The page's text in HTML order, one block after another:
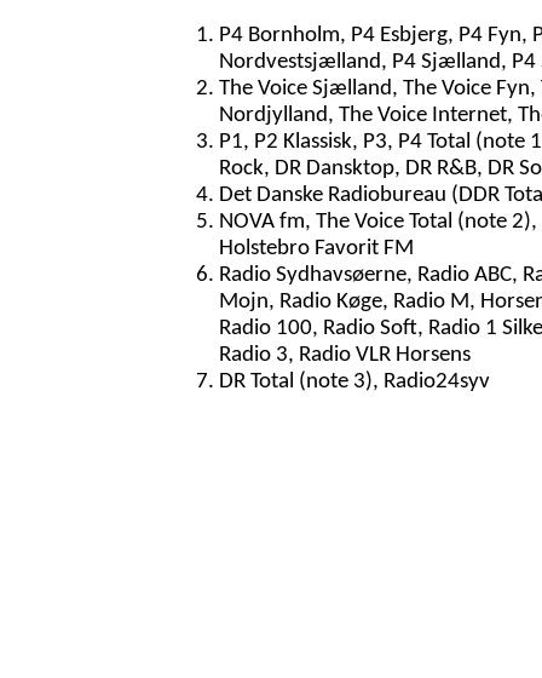
P4 Bornholm, P4 Esbjerg, P4
Nordvestsjælland, P4 Sjælland, P4
The Voice Sjælland, The Voice
Nordjylland, The Voice Internet,
P1, P2 Klassisk, P3, P4 Total (note
Rock, DR Dansktop, DR R&B, DR
Det Danske Radiobureau (DDR
NOVA fm, The Voice Total (note
Holstebro Favorit FM
Radio Sydhavsøerne, Radio ABC,
Mojn, Radio Køge, Radio M,
Radio 100, Radio Soft, Radio 1
Radio 3, Radio VLR Horsens
DR Total (note 3), Radio24syv